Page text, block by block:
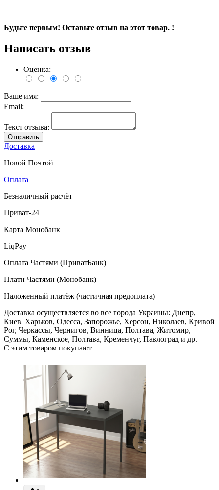
Будьте первым! Оставьте отзыв на этот товар. !
Написать отзыв
Оценка:
Ваше имя:
Email:
Текст отзыва:
Отправить
Доставка
Новой Почтой
Оплата
Безналичный расчёт
Приват-24
Карта Монобанк
LiqPay
Оплата Частями (ПриватБанк)
Плати Частями (Монобанк)
Наложенный платёж (частичная предоплата)
Доставка осуществляется во все города Украины: Днепр,
Киев, Харьков, Одесса, Запорожье, Херсон, Николаев, Кривой
Рог, Черкассы, Чернигов, Винница, Полтава, Житомир,
Суммы, Каменское, Полтава, Кременчуг, Павлоград и др.
С этим товаром покупают